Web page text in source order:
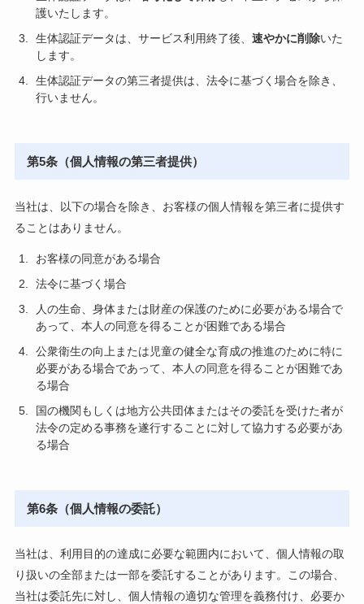
護いたします。
生体認証データは、サービス利用終了後、 速やかに削除いた
します。
生体認証データの第三者提供は、法令に基づく場合を除き、
行いません。
第5条（個人情報の第三者提供）
当社は、以下の場合を除き、お客様の個人情報を第三者に提供す
ることはありません。
お客様の同意がある場合
法令に基づく場合
人の生命、身体または財産の保護のために必要がある場合で
あって、本人の同意を得ることが困難である場合
公衆衛生の向上または児童の健全な育成の推進のために特に
必要がある場合であって、本人の同意を得ることが困難であ
る場合
国の機関もしくは地方公共団体またはその委託を受けた者が
法令の定める事務を遂行することに対して協力する必要があ
る場合
第6条（個人情報の委託）
当社は、利用目的の達成に必要な範囲内において、個人情報の取
り扱いの全部または一部を委託することがあります。この場合、
当社は委託先に対し、個人情報の適切な管理を義務付け、必要か